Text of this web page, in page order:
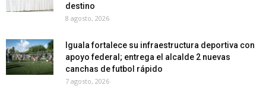
destino
8 agosto, 2026
Iguala fortalece su infraestructura deportiva con
apoyo federal; entrega el alcalde 2 nuevas
canchas de futbol rápido
7 agosto, 2026